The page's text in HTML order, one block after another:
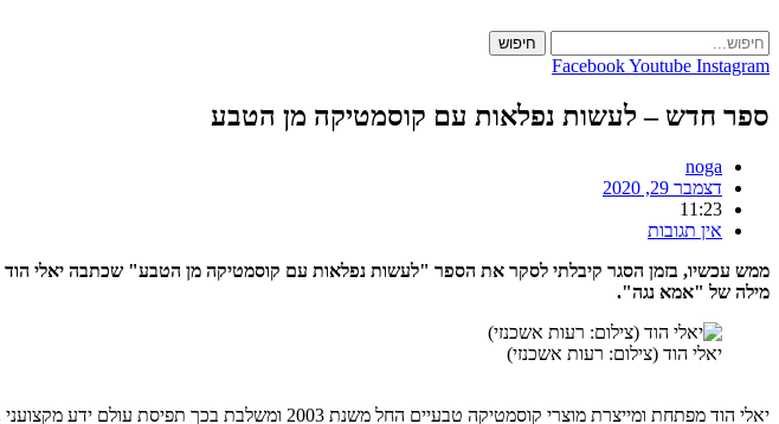
to
content
חיפוש
FacebookYoutube Instagram
ספר חדש – לעשות נפלאות עם קוסמטיקה מן הטבע
noga
דצמבר 29, 2020
11:23
אין תגובות
מילה של "אמא נגה".
יאלי הוד (צילום: רעות אשכנזי)